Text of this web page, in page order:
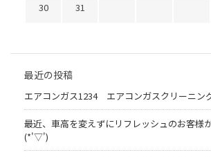
30
31
最近の投稿
エアコンガス1234 エアコンガスクリーニン
最近、車高を変えずにリフレッシュのお客様
(*'▽')